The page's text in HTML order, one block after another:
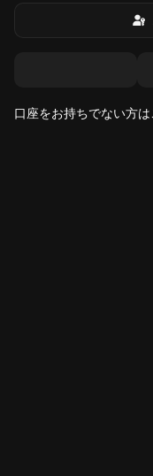
口座をお持ちでない方は